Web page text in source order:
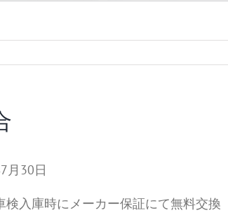
30日
入庫時にメーカー保証にて無料交換